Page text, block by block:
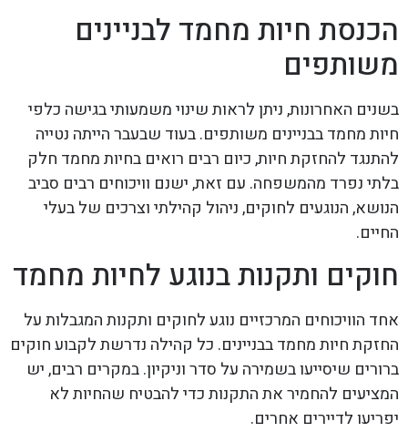
הכנסת חיות מחמד לבניינים
משותפים
בשנים האחרונות, ניתן לראות שינוי משמעותי בגישה כלפי
חיות מחמד בבניינים משותפים. בעוד שבעבר הייתה נטייה
להתנגד להחזקת חיות, כיום רבים רואים בחיות מחמד חלק
בלתי נפרד מהמשפחה. עם זאת, ישנם וויכוחים רבים סביב
הנושא, הנוגעים לחוקים, ניהול קהילתי וצרכים של בעלי
החיים.
חוקים ותקנות בנוגע לחיות מחמד
אחד הוויכוחים המרכזיים נוגע לחוקים ותקנות המגבלות על
החזקת חיות מחמד בבניינים. כל קהילה נדרשת לקבוע חוקים
ברורים שיסייעו בשמירה על סדר וניקיון. במקרים רבים, יש
המציעים להחמיר את התקנות כדי להבטיח שהחיות לא
יפריעו לדיירים אחרים.